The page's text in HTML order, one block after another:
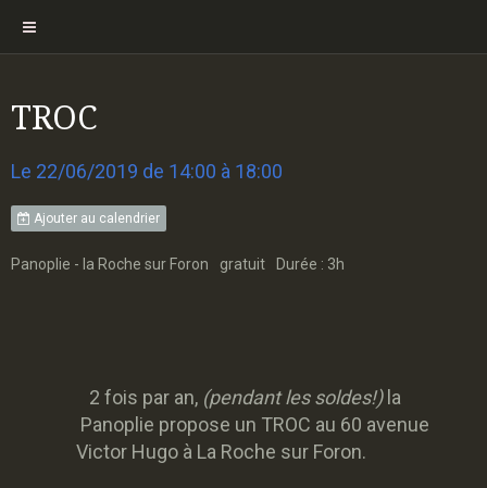
TROC
Le 22/06/2019 de 14:00 à 18:00
Ajouter au calendrier
Panoplie - la Roche sur Foron gratuit Durée : 3h
2 fois par an, (pendant les soldes!)la
Panoplie propose un TROC au 60 avenue
Victor Hugo à La Roche sur Foron.